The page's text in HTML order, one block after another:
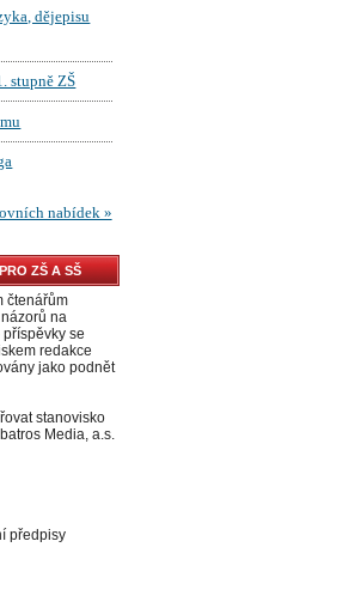
ZŠ A SŠ
čtenářům
na
se
redakce
jako podnět
stanovisko
Media, a.s.
předpisy